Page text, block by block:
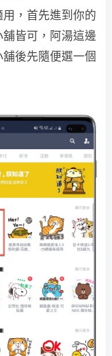
，首先進到你的
皆可，阿湯這邊
後先隨便選一個